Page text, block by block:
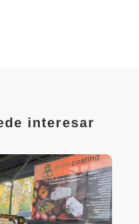
interesar